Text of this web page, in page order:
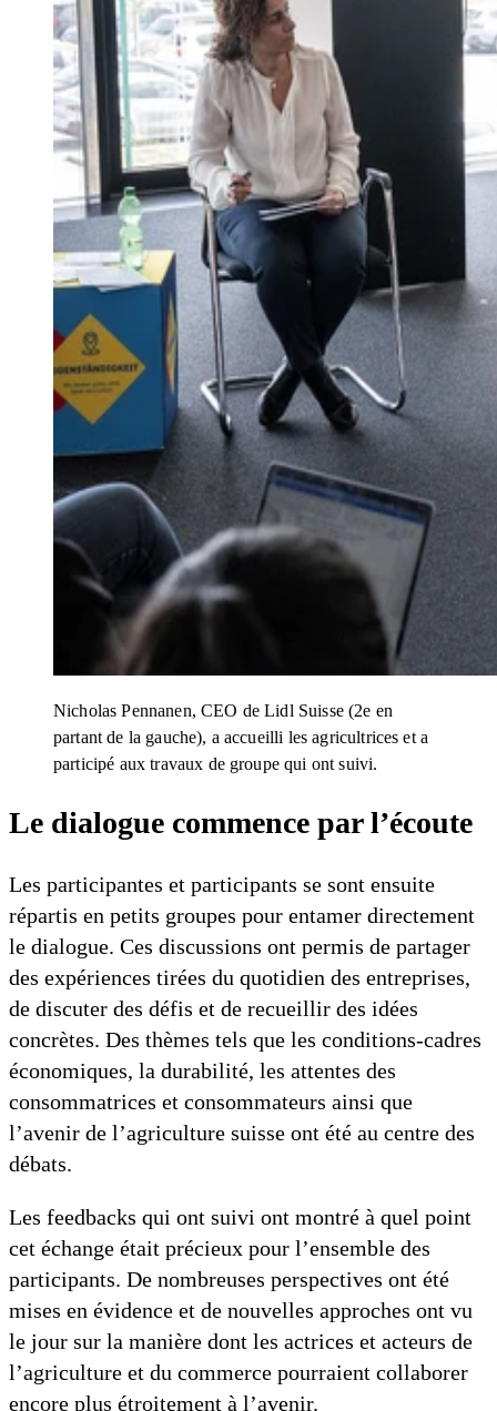
Nicholas Pennanen, CEO de Lidl Suisse (2e en
partant de la gauche), a accueilli les agricultrices et a
participé aux travaux de groupe qui ont suivi.
Le dialogue commence par l’écoute
Les participantes et participants se sont ensuite
répartis en petits groupes pour entamer directement
le dialogue. Ces discussions ont permis de partager
des expériences tirées du quotidien des entreprises,
de discuter des défis et de recueillir des idées
concrètes. Des thèmes tels que les conditions-cadres
économiques, la durabilité, les attentes des
consommatrices et consommateurs ainsi que
l’avenir de l’agriculture suisse ont été au centre des
débats.
Les feedbacks qui ont suivi ont montré à quel point
cet échange était précieux pour l’ensemble des
participants. De nombreuses perspectives ont été
mises en évidence et de nouvelles approches ont vu
le jour sur la manière dont les actrices et acteurs de
l’agriculture et du commerce pourraient collaborer
encore plus étroitement à l’avenir.